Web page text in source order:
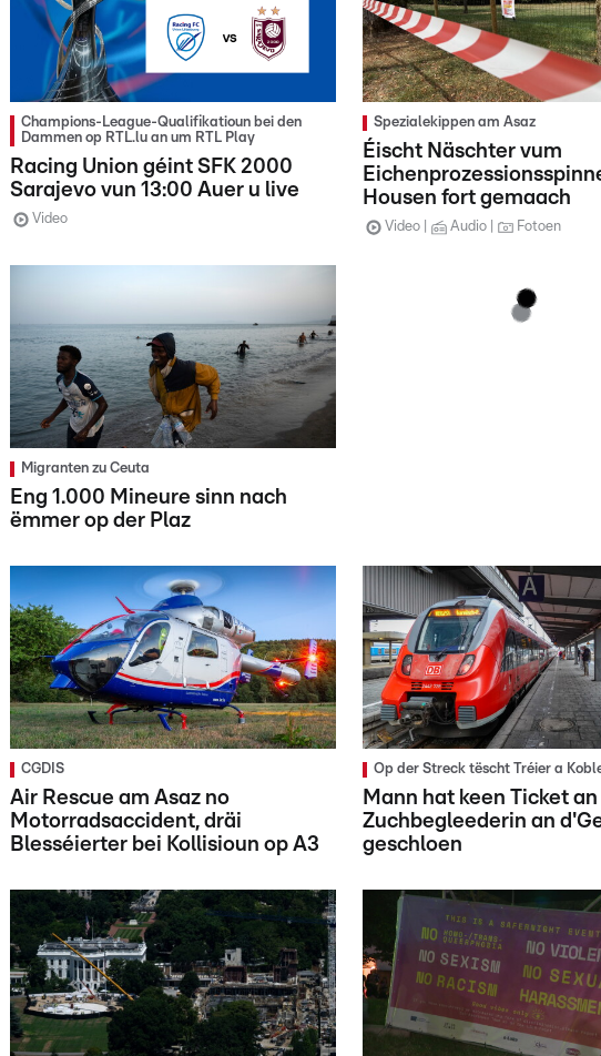
Champions-League-Qualifikatioun bei den
Dammen op RTL.lu an um RTL Play
Racing Union géint SFK 2000
Sarajevo vun 13:00 Auer u live
Video
Spezialekippen am Asaz
Éischt Näschter vum
Housen fort gemaach
Video Audio Fotoen
Migranten zu Ceuta
Eng 1.000 Mineure sinn nach
ëmmer op der Plaz
CGDIS
Air Rescue am Asaz no
Motorradsaccident, dräi
Blesséierter bei Kollisioun op A3
Op der Streck tëscht Tréier a
Mann hat keen Ticket
Zuchbegleederin an
geschloen